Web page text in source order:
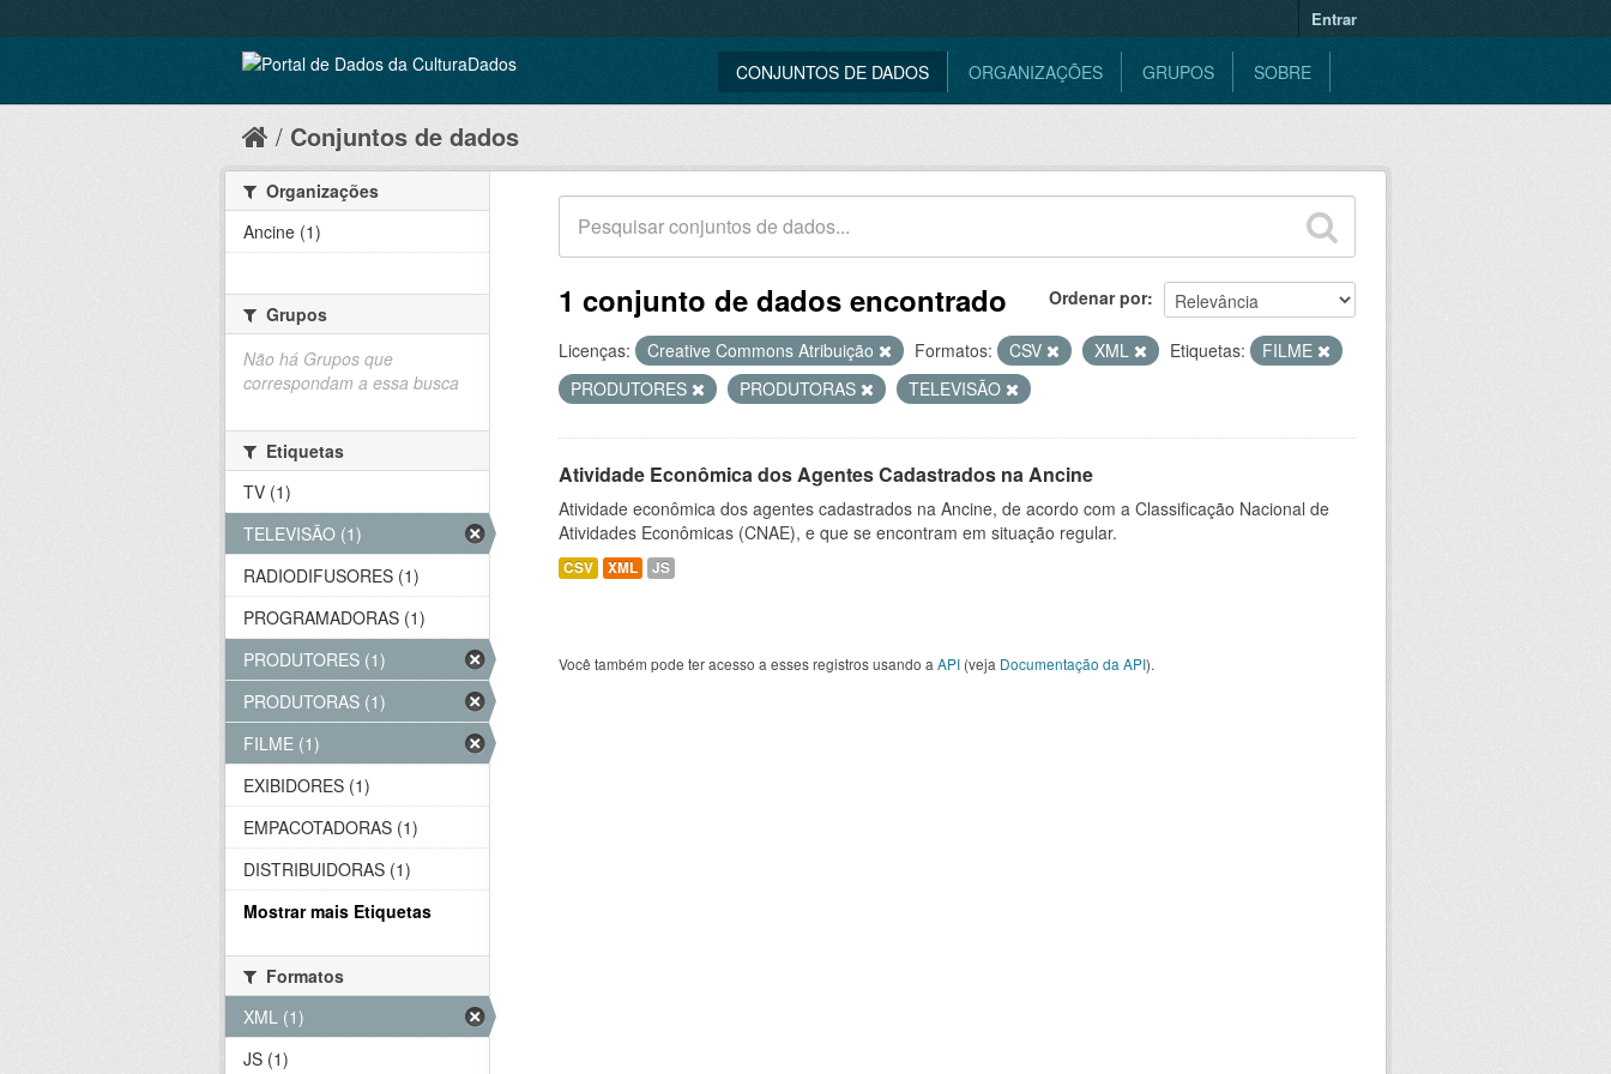
Entrar
CONJUNTOS DE DADOS ORGANIZAÇÕES GRUPOS SOBRE
Conjuntos de dados
Ordenar por
1 conjunto de dados encontrado
Licenças: Creative Commons Atribuição Formatos: CSV XML Etiquetas:
FILME
PRODUTORES
PRODUTORAS TELEVISÃO
Atividade Econômica dos Agentes Cadastrados na Ancine
Atividade econômica dos agentes cadastrados na Ancine, de acordo com a Classificação Nacional de
Atividades Econômicas (CNAE), e que se encontram em situação regular.
CSV XML JS
Você também pode ter acesso a esses registros usando a API (veja Documentação da API).
Organizações
Ancine (1)
Grupos
Não há Grupos que
correspondam a essa busca
Etiquetas
TV (1)
TELEVISÃO (1)
RADIODIFUSORES (1)
PROGRAMADORAS (1)
PRODUTORES (1)
PRODUTORAS (1)
FILME (1)
EXIBIDORES (1)
EMPACOTADORAS (1)
DISTRIBUIDORAS (1)
Mostrar mais Etiquetas
Formatos
XML (1)
JS (1)